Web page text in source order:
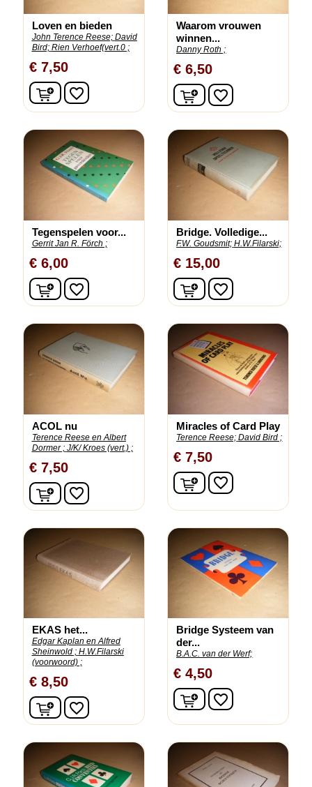
Loven en bieden
John Terence Reese; David
Bird; Rien Verhoef(vert.0 ;
€ 7,50
In winkelwagen
favorite_border
Waarom vrouwen
winnen...
Danny Roth ;
€ 6,50
In winkelwagen
favorite_border
Tegenspelen voor...
Gerrit Jan R. Förch ;
€ 6,00
In winkelwagen
favorite_border
Bridge. Volledige...
F.W. Goudsmit; H.W.Filarski;
€ 15,00
In winkelwagen
favorite_border
ACOL nu
Terence Reese en Albert
Dormer ; J/K/ Kroes (vert.) ;
€ 7,50
In winkelwagen
favorite_border
Miracles of Card Play
Terence Reese; David Bird ;
€ 7,50
In winkelwagen
favorite_border
EKAS het...
Edgar Kaplan en Alfred
Sheinwold ; H.W.Filarski
(voorwoord) ;
€ 8,50
In winkelwagen
favorite_border
Bridge Systeem van
der...
B.A.C. van der Werf;
€ 4,50
In winkelwagen
favorite_border